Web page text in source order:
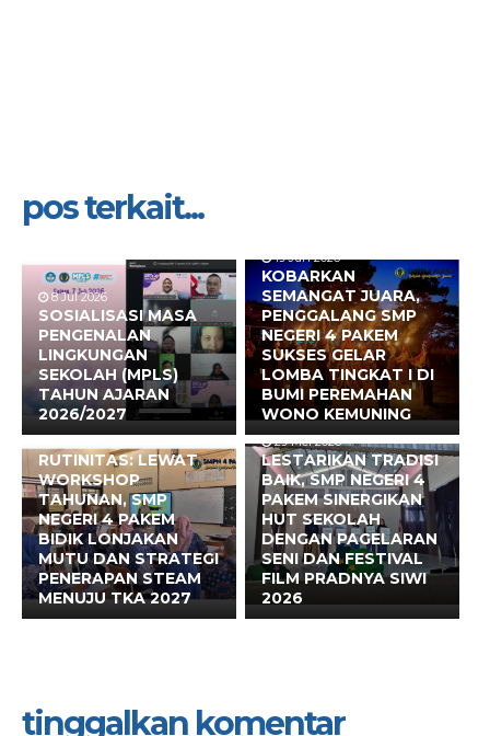
pos terkait...
8 Jul 2026
SOSIALISASI MASA
PENGENALAN
LINGKUNGAN
SEKOLAH (MPLS)
TAHUN AJARAN
2026/2027
19 Jun 2026
KOBARKAN
SEMANGAT JUARA,
PENGGALANG SMP
NEGERI 4 PAKEM
SUKSES GELAR
LOMBA TINGKAT I DI
BUMI PEREMAHAN
WONO KEMUNING
17 Jun 2026
BUKAN SEKADAR
RUTINITAS: LEWAT
WORKSHOP
TAHUNAN, SMP
NEGERI 4 PAKEM
BIDIK LONJAKAN
MUTU DAN STRATEGI
PENERAPAN STEAM
MENUJU TKA 2027
29 Mei 2026
LESTARIKAN TRADISI
BAIK, SMP NEGERI 4
PAKEM SINERGIKAN
HUT SEKOLAH
DENGAN PAGELARAN
SENI DAN FESTIVAL
FILM PRADNYA SIWI
2026
tinggalkan komentar